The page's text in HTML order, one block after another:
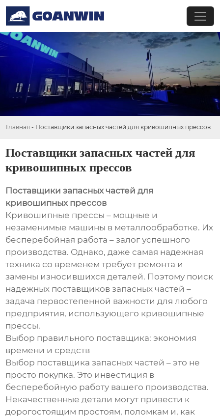
Главная - Поставщики запасных частей для кривошипных прессов
Поставщики запасных частей для
кривошипных прессов
Поставщики запасных частей для
кривошипных прессов
Кривошипные прессы – мощные и
незаменимые машины в металлообработке. Их
бесперебойная работа – залог успешного
производства. Однако, даже самая надежная
техника со временем требует ремонта и
замены износившихся деталей. Поэтому поиск
надежных поставщиков запасных частей –
задача первостепенной важности для любого
предприятия, использующего кривошипные
прессы.
Выбор правильного поставщика: экономия
времени и средств
Выбор поставщика запасных частей – это не
просто покупка. Это инвестиция в
бесперебойную работу вашего производства.
Некачественные детали могут привести к
дорогостоящим простоям, поломкам и, как